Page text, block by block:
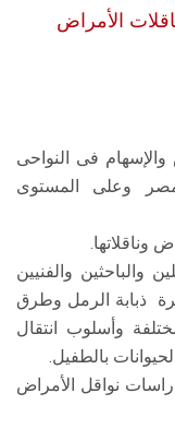
خطة التنمية الذاتية
الأمراض
فى النواحى
مصر وعلى المستوى
وناقلاتها.
والباحثين والفنيين
ذبابة الرمل وطرق
وأسلوب انتقال
بالطفيل.
نواقل الأمراض